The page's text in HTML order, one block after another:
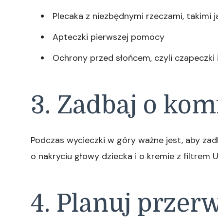
Plecaka z niezbędnymi rzeczami, takimi
Apteczki pierwszej pomocy
Ochrony przed słońcem, czyli
3. Zadbaj o
Podczas wycieczki w góry ważne jest, aby
o nakryciu głowy dziecka i o kremie z filtrem
4. Planuj